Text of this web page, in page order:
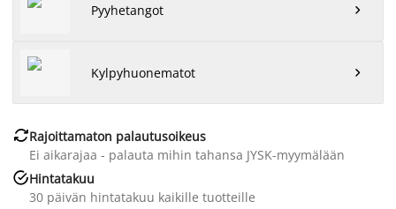
Pyyhetangot 
Kylpyhuonematot 
Rajoittamaton palautusoikeus
Ei aikarajaa - palauta mihin tahansa JYSK-myymälään
Hintatakuu
30 päivän hintatakuu kaikille tuotteille